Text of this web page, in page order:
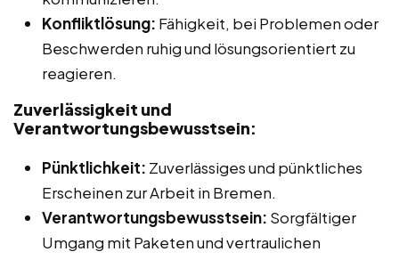
Konfliktlösung: Fähigkeit, bei Problemen oder
Beschwerden ruhig und lösungsorientiert zu
reagieren.
Zuverlässigkeit und
Verantwortungsbewusstsein:
Pünktlichkeit: Zuverlässiges und pünktliches
Erscheinen zur Arbeit in Bremen.
Verantwortungsbewusstsein: Sorgfältiger
Umgang mit Paketen und vertraulichen